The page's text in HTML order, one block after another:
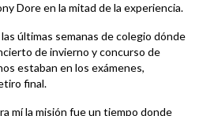
Dore en la mitad de la experiencia.
últimas semanas de colegio dónde
de invierno y concurso de
estaban en los exámenes,
final.
mí la misión fue un tiempo donde